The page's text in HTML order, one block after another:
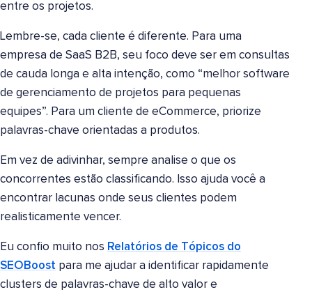
entre os projetos.
Lembre-se, cada cliente é diferente. Para uma
empresa de SaaS B2B, seu foco deve ser em consultas
de cauda longa e alta intenção, como “melhor software
de gerenciamento de projetos para pequenas
equipes”. Para um cliente de eCommerce, priorize
palavras-chave orientadas a produtos.
Em vez de adivinhar, sempre analise o que os
concorrentes estão classificando. Isso ajuda você a
encontrar lacunas onde seus clientes podem
realisticamente vencer.
Eu confio muito nos Relatórios de Tópicos do
SEOBoost para me ajudar a identificar rapidamente
clusters de palavras-chave de alto valor e